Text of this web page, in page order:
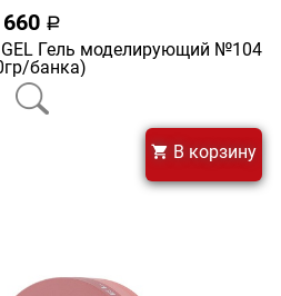
660 a
GEL Гель моделирующий №104
банка)
В корзину